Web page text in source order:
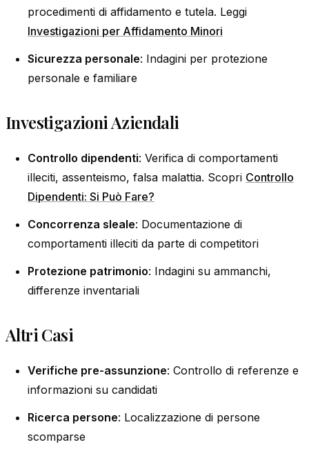
procedimenti di affidamento e tutela. Leggi
Investigazioni per Affidamento Minori
Sicurezza personale: Indagini per protezione
personale e familiare
Investigazioni Aziendali
Controllo dipendenti: Verifica di comportamenti
illeciti, assenteismo, falsa malattia. Scopri Controllo
Dipendenti: Si Può Fare?
Concorrenza sleale: Documentazione di
comportamenti illeciti da parte di competitori
Protezione patrimonio: Indagini su ammanchi,
differenze inventariali
Altri Casi
Verifiche pre-assunzione: Controllo di referenze e
informazioni su candidati
Ricerca persone: Localizzazione di persone
scomparse